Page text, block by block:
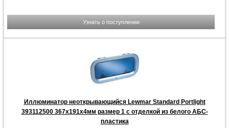
Узнать о поступлении
Иллюминатор неоткрывающийся Lewmar Standard Portlight
393112500 367x191x4мм размер 1 с отделкой из белого АБС-
пластика